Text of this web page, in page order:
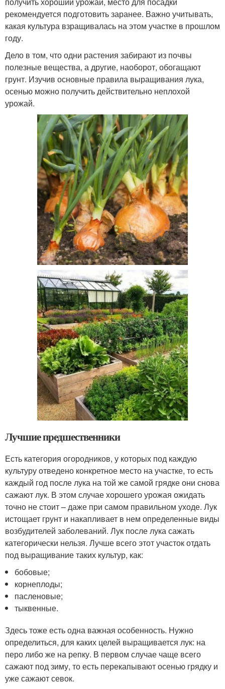
рекомендуется подготовить заранее. Важно учитывать,
какая культура взращивалась на этом участке в прошлом
году.
Дело в том, что одни растения забирают из почвы
полезные вещества, а другие, наоборот, обогащают
грунт. Изучив основные правила выращивания лука,
осенью можно получить действительно неплохой
урожай.
Лучшие предшественники
Есть категория огородников, у которых под каждую
культуру отведено конкретное место на участке, то есть
каждый год после лука на той же самой грядке они снова
сажают лук. В этом случае хорошего урожая ожидать
точно не стоит – даже при самом правильном уходе. Лук
истощает грунт и накапливает в нем определенные виды
возбудителей заболеваний. Лук после лука сажать
категорически нельзя. Лучше всего этот участок отдать
под выращивание таких культур, как:
бобовые;
корнеплоды;
пасленовые;
тыквенные.
Здесь тоже есть одна важная особенность. Нужно
определиться, для каких целей выращивается лук: на
перо либо же на репку. В первом случае чаще всего
сажают под зиму, то есть перекапывают осенью грядку и
уже сажают севок.